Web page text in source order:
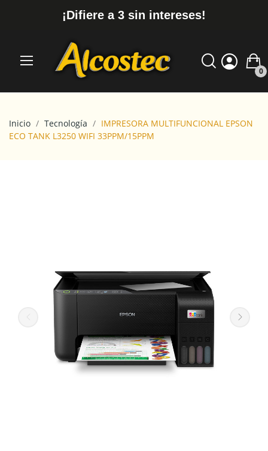
¡Difiere a 3 sin intereses!
0
Inicio Tecnología
IMPRESORA MULTIFUNCIONAL EPSON
ECO TANK L3250 WIFI 33PPM/15PPM